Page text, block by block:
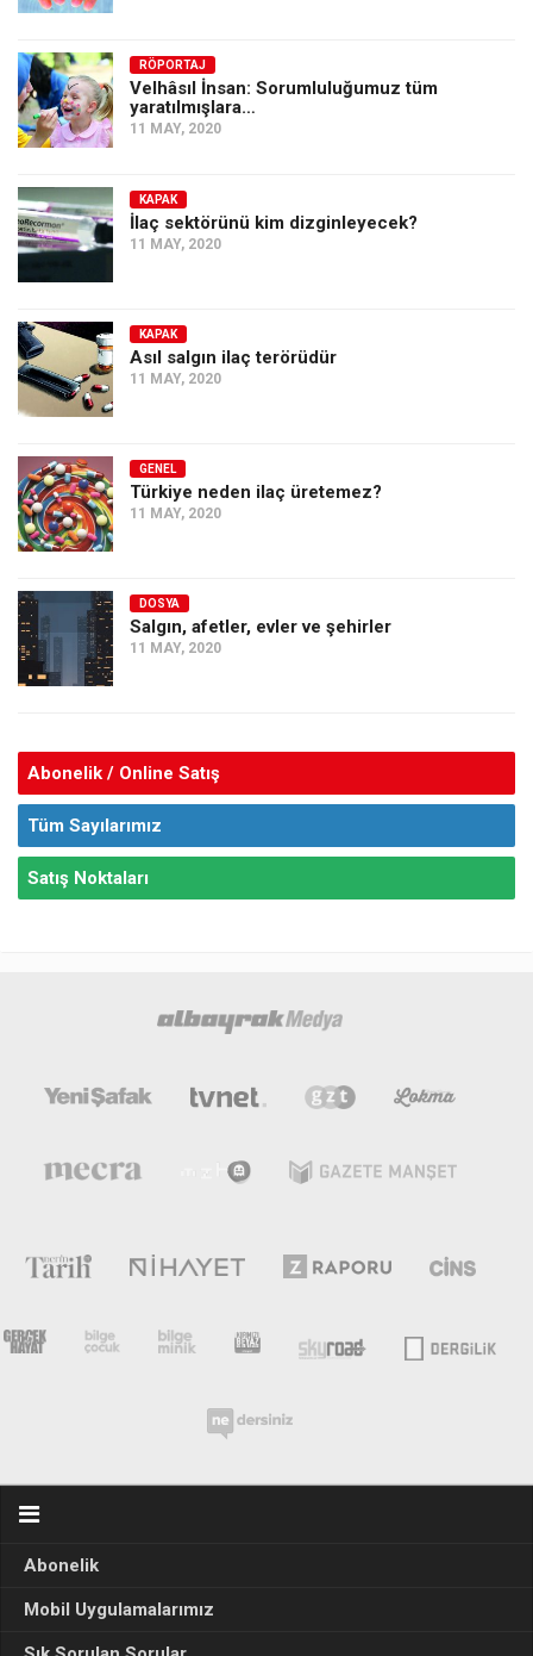
RÖPORTAJ
Velhâsıl İnsan: Sorumluluğumuz tüm
yaratılmışlara…
11 MAY, 2020
KAPAK
İlaç sektörünü kim dizginleyecek?
11 MAY, 2020
KAPAK
Asıl salgın ilaç terörüdür
11 MAY, 2020
GENEL
Türkiye neden ilaç üretemez?
11 MAY, 2020
DOSYA
Salgın, afetler, evler ve şehirler
11 MAY, 2020
Abonelik / Online Satış
Tüm Sayılarımız
Satış Noktaları
Abonelik
Mobil Uygulamalarımız